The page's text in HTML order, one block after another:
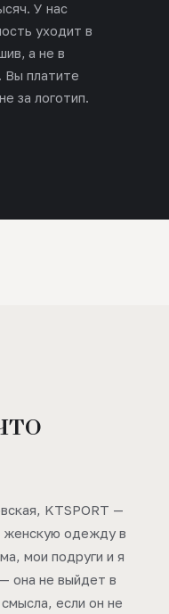
У нас
уходит в
а не в
Вы платите
за логотип.
KTSPORT —
женскую одежду в
мои подруги и я
она не выйдет в
если он не